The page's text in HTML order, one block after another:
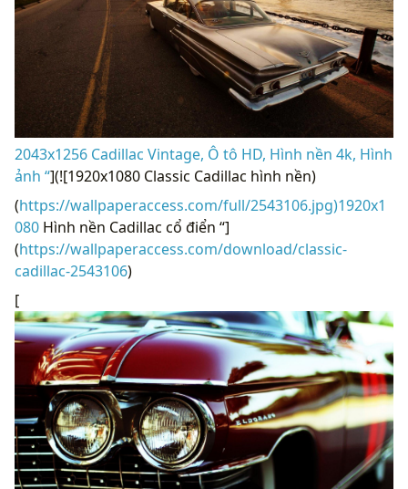
2043x1256 Cadillac Vintage, Ô tô HD, Hình nền 4k, Hình
ảnh “](![1920x1080 Classic Cadillac hình nền)
(https://wallpaperaccess.com/full/2543106.jpg)1920x1
080 Hình nền Cadillac cổ điển “]
(https://wallpaperaccess.com/download/classic-
cadillac-2543106)
[